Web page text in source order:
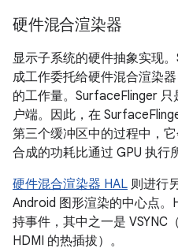
硬件混合渲染器
显示子系统的硬件抽象实现
成工作委托给硬件混合渲染
的工作量。SurfaceFlinger 只
户端。因此，在
第三个缓冲区中的过程中，
合成的功耗比通过 GPU 执行
硬件混合渲染器 HAL 则进行
Android 图形渲染的中心点
持事件，其中之一是 VSYNC
HDMI 的热插拔）。